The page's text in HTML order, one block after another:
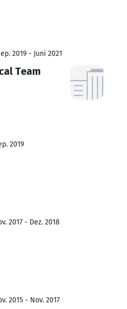
2019 - Juni 2021
Team
2019
2017 - Dez. 2018
2015 - Nov. 2017